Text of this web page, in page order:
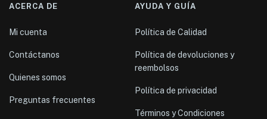
ACERCA DE
Mi cuenta
Contáctanos
Quienes somos
Preguntas frecuentes
AYUDA Y GUÍA
Política de Calidad
Política de devoluciones y
reembolsos
Política de privacidad
Términos y Condiciones